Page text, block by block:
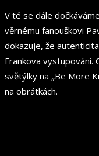
V té se dále
věrnému fanouškovi
dokazuje, že
Frankova vystupování.
světýlky na „Be More
na obrátkách.